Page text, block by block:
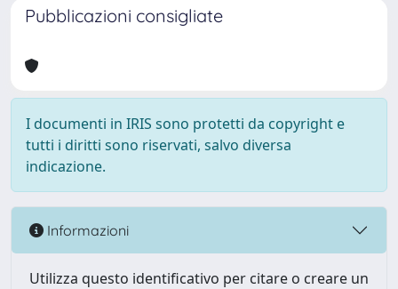
Pubblicazioni consigliate
I documenti in IRIS sono protetti da copyright e
tutti i diritti sono riservati, salvo diversa
indicazione.
Informazioni
Utilizza questo identificativo per citare o creare un